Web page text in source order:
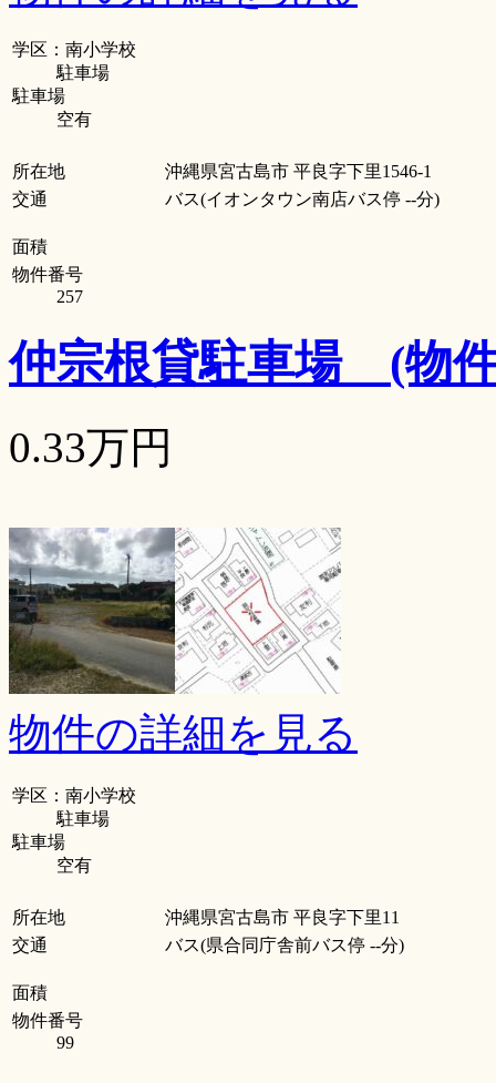
学区：南小学校
駐車場
駐車場
空有
所在地
沖縄県宮古島市 平良字下里1546-1
交通
バス(イオンタウン南店バス停 --分)
面積
物件番号
257
仲宗根貸駐車場 (物
0.33万円
物件の詳細を見る
学区：南小学校
駐車場
駐車場
空有
所在地
沖縄県宮古島市 平良字下里11
交通
バス(県合同庁舎前バス停 --分)
面積
物件番号
99